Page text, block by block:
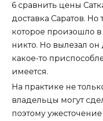
6 сравнить цены
доставка Саратов. Но
которое произошло
никто. Но вылезал он
какое-то
имеется.
На практике не
владельцы могут
поэтому